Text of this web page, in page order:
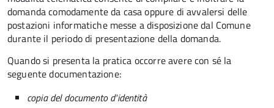
domanda comodamente da casa oppure di avvalersi delle
postazioni informatiche messe a disposizione dal Comune
durante il periodo di presentazione della domanda.
Quando si presenta la pratica occorre avere con sé la
seguente documentazione:
copia del documento d'identità